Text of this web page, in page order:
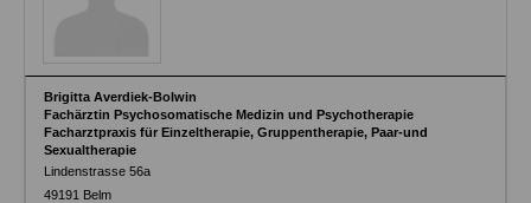
Brigitta Averdiek-Bolwin
Fachärztin Psychosomatische Medizin und Psychotherapie
Facharztpraxis für Einzeltherapie, Gruppentherapie, Paar-und
Sexualtherapie
Lindenstrasse 56a
49191 Belm